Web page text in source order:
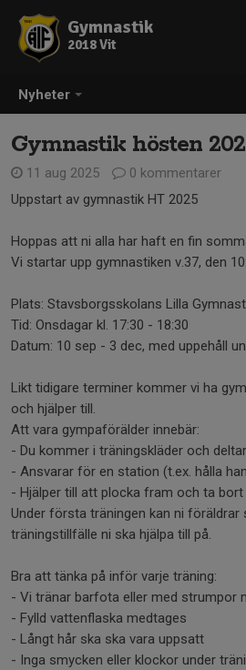
Nyheter
Gymnastik
2018 Vit
Gymnastik hösten
11 aug 2025
0 kommentarer
Uppstart av gymnastik HT 2025
Hoppas att ni alla har haft en fin
Vi startar upp gymnastiken v.37, den
Plats: Stavsborgsskolans Lilla
Tid: Onsdagar kl. 17:30 - 18:30
Datum: 10 sep - 3 dec, med uppehåll
Likt tidigare terminer kommer vi ha
och hjälper till.
Att vara gympaförälder innebär:
- Du kommer i träningskläder och
- Ansvarar för en station (t.ex. hålla
- Hjälper till att plocka fram och ta bort
Under första träningen kan ni föräldrar
träningstillfälle ni ska hjälpa till på.
Bra att tänka på inför varje träning:
- Vi tränar barfota eller med strumpor
- Fylld vattenflaska medtages
- Långt hår ska ska vara uppsatt
- Inga smycken eller klockor under